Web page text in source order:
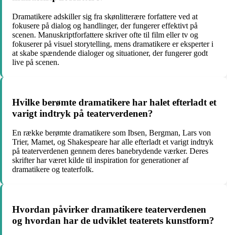
Dramatikere adskiller sig fra skønlitterære forfattere ved at
fokusere på dialog og handlinger, der fungerer effektivt på
scenen. Manuskriptforfattere skriver ofte til film eller tv og
fokuserer på visuel storytelling, mens dramatikere er eksperter i
at skabe spændende dialoger og situationer, der fungerer godt
live på scenen.
Hvilke berømte dramatikere har halet efterladt et
varigt indtryk på teaterverdenen?
En række berømte dramatikere som Ibsen, Bergman, Lars von
Trier, Mamet, og Shakespeare har alle efterladt et varigt indtryk
på teaterverdenen gennem deres banebrydende værker. Deres
skrifter har været kilde til inspiration for generationer af
dramatikere og teaterfolk.
Hvordan påvirker dramatikere teaterverdenen
og hvordan har de udviklet teaterets kunstform?